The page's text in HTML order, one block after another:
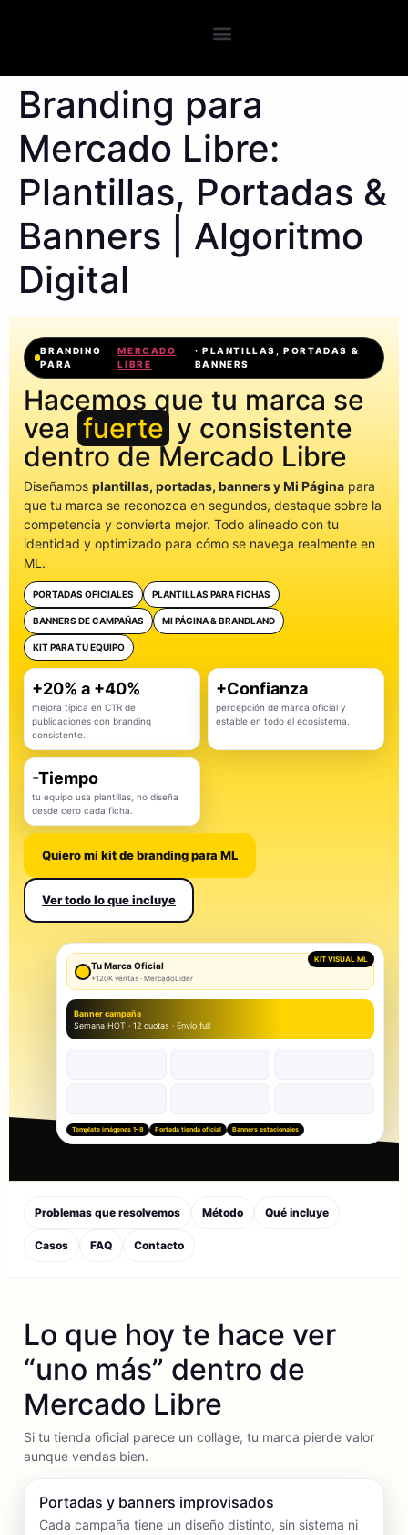
Branding para
Mercado Libre:
Plantillas, Portadas &
Banners | Algoritmo
Digital
BRANDING
PARA
MERCADO
LIBRE
· PLANTILLAS, PORTADAS &
BANNERS
Hacemos que tu marca se
vea fuerte y consistente
dentro de Mercado Libre
Diseñamos plantillas, portadas, banners y Mi Página para
que tu marca se reconozca en segundos, destaque sobre la
competencia y convierta mejor. Todo alineado con tu
identidad y optimizado para cómo se navega realmente en
ML.
PORTADAS OFICIALES PLANTILLAS PARA FICHAS
BANNERS DE CAMPAÑAS MI PÁGINA & BRANDLAND
KIT PARA TU EQUIPO
+20% a +40%
mejora típica en CTR de
publicaciones con branding
consistente.
+Confianza
percepción de marca oficial y
estable en todo el ecosistema.
-Tiempo
tu equipo usa plantillas, no diseña
desde cero cada ficha.
Quiero mi kit de branding para ML
Ver todo lo que incluye
KIT VISUAL ML
Tu Marca Oficial
+120K ventas · MercadoLíder
Banner campaña
Semana HOT · 12 cuotas · Envío full
Template imágenes 1–8 Portada tienda oficial Banners estacionales
Problemas que resolvemos Método Qué incluye
Casos FAQ Contacto
Lo que hoy te hace ver
“uno más” dentro de
Mercado Libre
Si tu tienda oficial parece un collage, tu marca pierde valor
aunque vendas bien.
Portadas y banners improvisados
Cada campaña tiene un diseño distinto, sin sistema ni